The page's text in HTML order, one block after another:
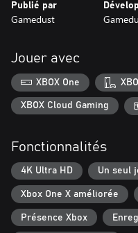
Publié par
Gamedust
Jouer avec
XBOX One
XBOX Cloud Gaming
Fonctionnalités
4K Ultra HD Un seul
Xbox One X améliorée
Présence Xbox